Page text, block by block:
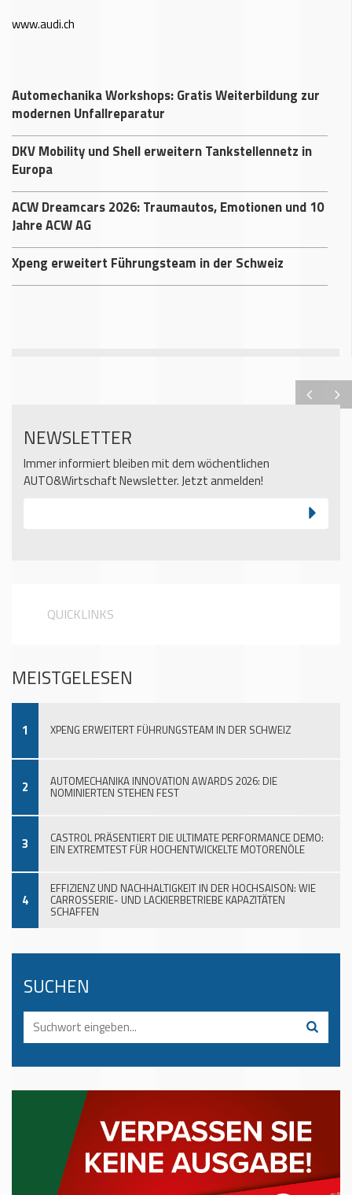
www.audi.ch
Automechanika Workshops: Gratis Weiterbildung zur
modernen Unfallreparatur
DKV Mobility und Shell erweitern Tankstellennetz in
Europa
ACW Dreamcars 2026: Traumautos, Emotionen und 10
Jahre ACW AG
Xpeng erweitert Führungsteam in der Schweiz
NEWSLETTER
Immer informiert bleiben mit dem wöchentlichen
AUTO&Wirtschaft Newsletter. Jetzt anmelden!
QUICKLINKS
MEISTGELESEN
1 XPENG ERWEITERT FÜHRUNGSTEAM IN DER SCHWEIZ
2 AUTOMECHANIKA INNOVATION AWARDS 2026: DIE
NOMINIERTEN STEHEN FEST
3 CASTROL PRÄSENTIERT DIE ULTIMATE PERFORMANCE DEMO:
EIN EXTREMTEST FÜR HOCHENTWICKELTE MOTORENÖLE
4
EFFIZIENZ UND NACHHALTIGKEIT IN DER HOCHSAISON: WIE
CARROSSERIE- UND LACKIERBETRIEBE KAPAZITÄTEN
SCHAFFEN
SUCHEN